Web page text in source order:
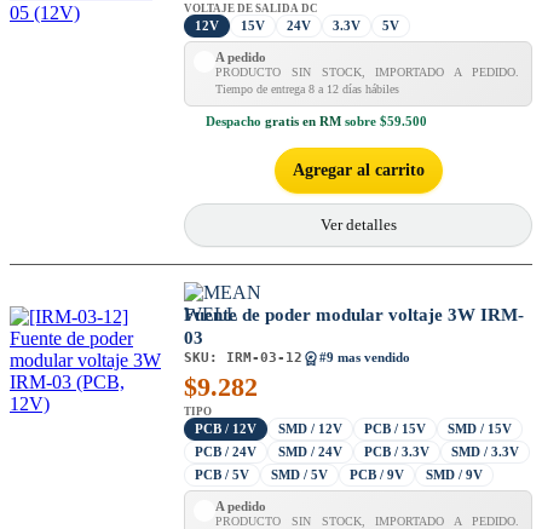
VOLTAJE DE SALIDA DC
12V 15V 24V 3.3V 5V
A pedido
PRODUCTO SIN STOCK, IMPORTADO A PEDIDO.
Tiempo de entrega 8 a 12 días hábiles
Despacho gratis en RM sobre $59.500
Agregar al carrito
Ver detalles
Fuente de poder modular voltaje 3W IRM-
03
SKU: IRM-03-12 #9 mas vendido
$9.282
TIPO
PCB / 12V SMD / 12V PCB / 15V
SMD / 15V
PCB / 24V
SMD / 24V PCB / 3.3V
SMD / 3.3V
PCB / 5V
SMD / 5V PCB / 9V SMD / 9V
A pedido
PRODUCTO SIN STOCK, IMPORTADO A PEDIDO.